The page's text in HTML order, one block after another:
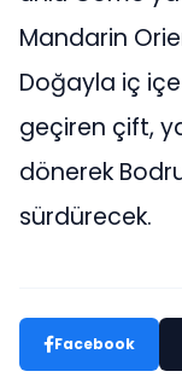
Mandarin
Doğayla iç
geçiren çift,
dönerek
sürdürecek.
Facebook